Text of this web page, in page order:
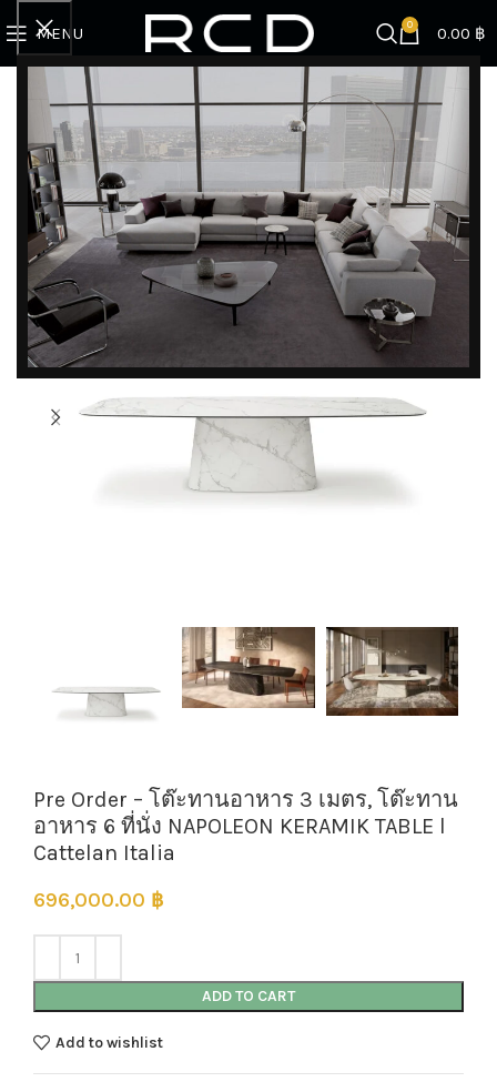
DISCOVER EXCLUSIVE LUXURY DEALS!
Unlock Unmatched Elegance with Our Imported
Luxury Kitchen, Wardrobe, Appliances, and
Furniture Promotions!
MENU 0 0.00 ฿
Home BRANDS
Cattelan Italia
Pre Order – โต๊ะทานอาหาร 3 เมตร, โต๊ะทานอาหาร 6 ที่นั่ง
NAPOLEON KERAMIK TABLE l Cattelan Italia
Pre Order – โต๊ะทานอาหาร 3 เมตร, โต๊ะทาน
อาหาร 6 ที่นั่ง NAPOLEON KERAMIK TABLE l
Cattelan Italia
696,000.00 ฿
ADD TO CART
Add to wishlist